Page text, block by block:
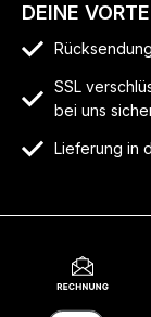
DEINE
SSL
bei uns
Lieferung in